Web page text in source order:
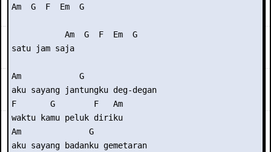
Am  G  F  Em  G
           Am  G  F  Em  G
satu jam saja
Am            G
aku sayang jantungku deg-degan
F       G        F   Am
waktu kamu peluk diriku
Am              G
aku sayang badanku gemetaran